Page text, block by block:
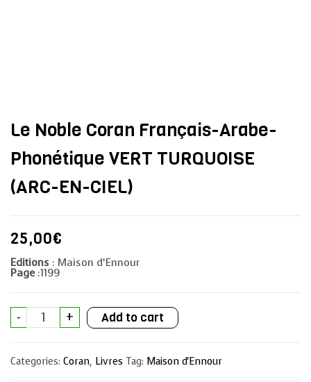
Le Noble Coran Français-Arabe-
Phonétique VERT TURQUOISE
(ARC-EN-CIEL)
25,00€
Editions : Maison d’Ennour
Page:1199
- Le
Noble
Coran
Phonétique
+ Add to cart
Categories: Coran, Livres Tag: Maison d'Ennour